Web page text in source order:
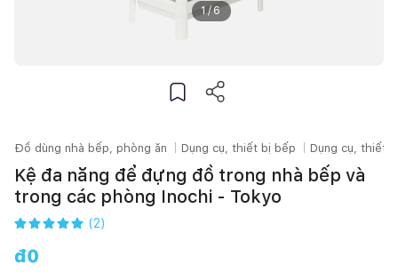
1/6
Đồ dùng nhà bếp, phòng ăn Dụng cụ, thiết bị bếp Dụng cụ, thiết
Kệ đa năng để đựng đồ trong nhà bếp và
trong các phòng Inochi - Tokyo
(2)
đ0